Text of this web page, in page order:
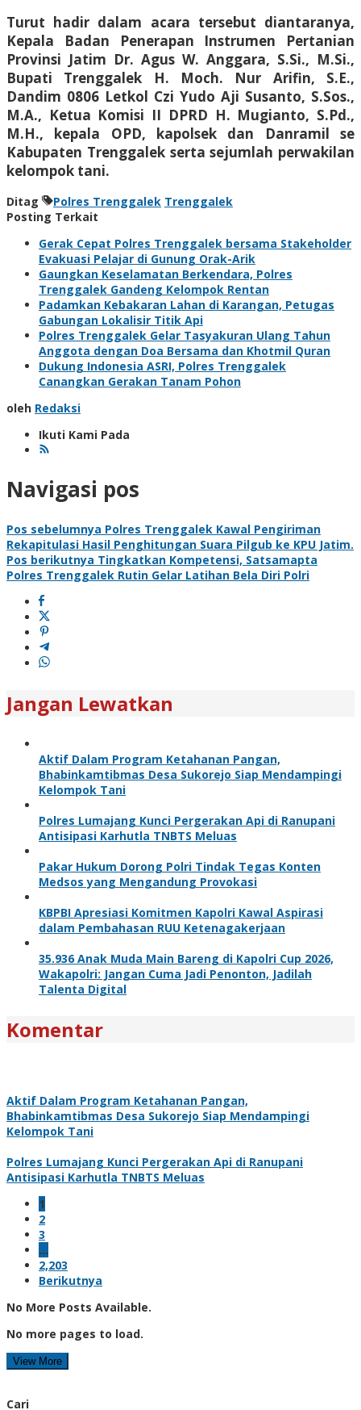
Turut hadir dalam acara tersebut diantaranya,
Kepala Badan Penerapan Instrumen Pertanian
Provinsi Jatim Dr. Agus W. Anggara, S.Si., M.Si.,
Bupati Trenggalek H. Moch. Nur Arifin, S.E.,
Dandim 0806 Letkol Czi Yudo Aji Susanto, S.Sos.,
M.A., Ketua Komisi II DPRD H. Mugianto, S.Pd.,
M.H., kepala OPD, kapolsek dan Danramil se
Kabupaten Trenggalek serta sejumlah perwakilan
kelompok tani.
Ditag Polres Trenggalek Trenggalek
Posting Terkait
Gerak Cepat Polres Trenggalek bersama Stakeholder
Evakuasi Pelajar di Gunung Orak-Arik
Gaungkan Keselamatan Berkendara, Polres
Trenggalek Gandeng Kelompok Rentan
Padamkan Kebakaran Lahan di Karangan, Petugas
Gabungan Lokalisir Titik Api
Polres Trenggalek Gelar Tasyakuran Ulang Tahun
Anggota dengan Doa Bersama dan Khotmil Quran
Dukung Indonesia ASRI, Polres Trenggalek
Canangkan Gerakan Tanam Pohon
oleh Redaksi
Ikuti Kami Pada
Navigasi pos
Pos sebelumnya Polres Trenggalek Kawal Pengiriman
Rekapitulasi Hasil Penghitungan Suara Pilgub ke KPU Jatim.
Pos berikutnya Tingkatkan Kompetensi, Satsamapta
Polres Trenggalek Rutin Gelar Latihan Bela Diri Polri
Jangan Lewatkan
Aktif Dalam Program Ketahanan Pangan,
Bhabinkamtibmas Desa Sukorejo Siap Mendampingi
Kelompok Tani
Polres Lumajang Kunci Pergerakan Api di Ranupani
Antisipasi Karhutla TNBTS Meluas
Pakar Hukum Dorong Polri Tindak Tegas Konten
Medsos yang Mengandung Provokasi
KBPBI Apresiasi Komitmen Kapolri Kawal Aspirasi
dalam Pembahasan RUU Ketenagakerjaan
35.936 Anak Muda Main Bareng di Kapolri Cup 2026,
Wakapolri: Jangan Cuma Jadi Penonton, Jadilah
Talenta Digital
Komentar
Aktif Dalam Program Ketahanan Pangan,
Bhabinkamtibmas Desa Sukorejo Siap Mendampingi
Kelompok Tani
Polres Lumajang Kunci Pergerakan Api di Ranupani
Antisipasi Karhutla TNBTS Meluas
1
2
3
…
2,203
Berikutnya
No More Posts Available.
No more pages to load.
View More
Cari